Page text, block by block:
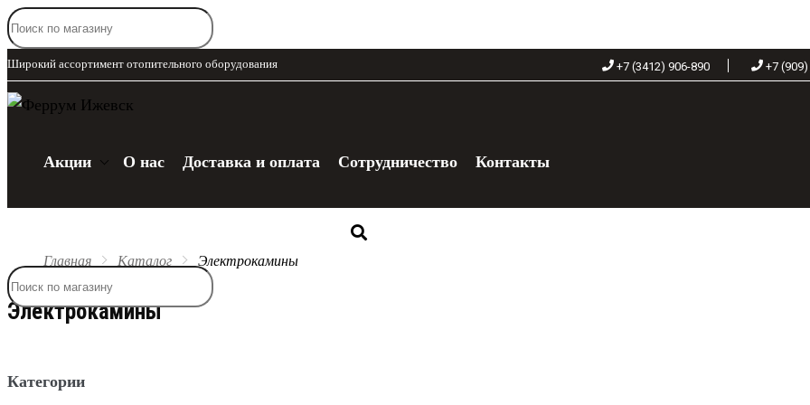
Широкий ассортимент отопительного оборудования +7 (3412) 906-890 +7
Акции О нас Доставка и оплата Сотрудничество Контакты
Главная
Каталог Электрокамины
Электрокамины
Категории